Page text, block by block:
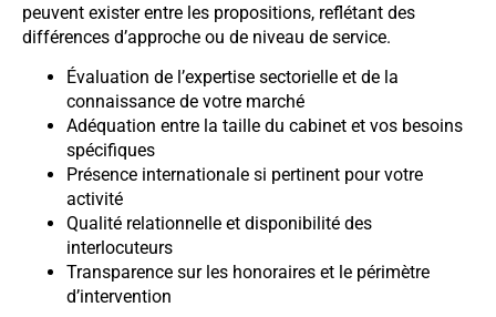
peuvent exister entre les propositions, reflétant des
différences d’approche ou de niveau de service.
Évaluation de l’expertise sectorielle et de la
connaissance de votre marché
Adéquation entre la taille du cabinet et vos besoins
spécifiques
Présence internationale si pertinent pour votre
activité
Qualité relationnelle et disponibilité des
interlocuteurs
Transparence sur les honoraires et le périmètre
d’intervention